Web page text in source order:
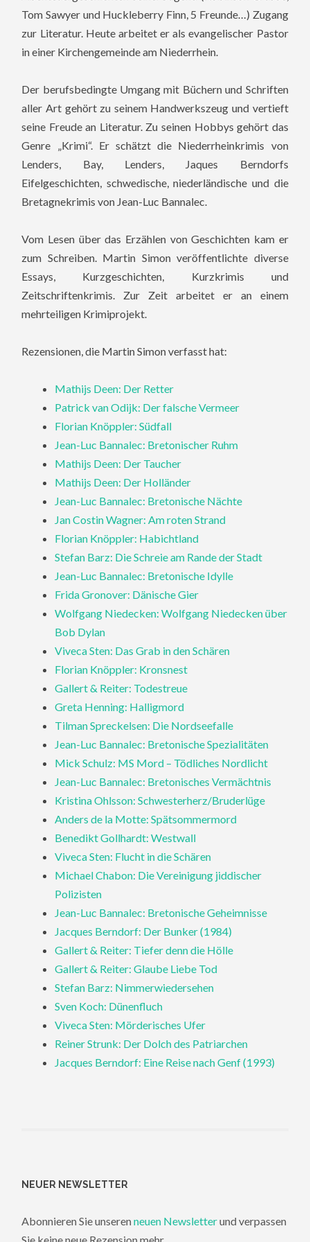
Tom Sawyer und Huckleberry Finn, 5 Freunde…) Zugang
zur Literatur. Heute arbeitet er als evangelischer Pastor
in einer Kirchengemeinde am Niederrhein.
Der berufsbedingte Umgang mit Büchern und Schriften
aller Art gehört zu seinem Handwerkszeug und vertieft
seine Freude an Literatur. Zu seinen Hobbys gehört das
Genre „Krimi“. Er schätzt die Niederrheinkrimis von
Lenders, Bay, Lenders, Jaques Berndorfs
Eifelgeschichten, schwedische, niederländische und die
Bretagnekrimis von Jean-Luc Bannalec.
Vom Lesen über das Erzählen von Geschichten kam er
zum Schreiben. Martin Simon veröffentlichte diverse
Essays, Kurzgeschichten, Kurzkrimis und
Zeitschriftenkrimis. Zur Zeit arbeitet er an einem
mehrteiligen Krimiprojekt.
Rezensionen, die Martin Simon verfasst hat:
Mathijs Deen: Der Retter
Patrick van Odijk: Der falsche Vermeer
Florian Knöppler: Südfall
Jean-Luc Bannalec: Bretonischer Ruhm
Mathijs Deen: Der Taucher
Mathijs Deen: Der Holländer
Jean-Luc Bannalec: Bretonische Nächte
Jan Costin Wagner: Am roten Strand
Florian Knöppler: Habichtland
Stefan Barz: Die Schreie am Rande der Stadt
Jean-Luc Bannalec: Bretonische Idylle
Frida Gronover: Dänische Gier
Wolfgang Niedecken: Wolfgang Niedecken über
Bob Dylan
Viveca Sten: Das Grab in den Schären
Florian Knöppler: Kronsnest
Gallert & Reiter: Todestreue
Greta Henning: Halligmord
Tilman Spreckelsen: Die Nordseefalle
Jean-Luc Bannalec: Bretonische Spezialitäten
Mick Schulz: MS Mord – Tödliches Nordlicht
Jean-Luc Bannalec: Bretonisches Vermächtnis
Kristina Ohlsson: Schwesterherz/Bruderlüge
Anders de la Motte: Spätsommermord
Benedikt Gollhardt: Westwall
Viveca Sten: Flucht in die Schären
Michael Chabon: Die Vereinigung jiddischer
Polizisten
Jean-Luc Bannalec: Bretonische Geheimnisse
Jacques Berndorf: Der Bunker (1984)
Gallert & Reiter: Tiefer denn die Hölle
Gallert & Reiter: Glaube Liebe Tod
Stefan Barz: Nimmerwiedersehen
Sven Koch: Dünenfluch
Viveca Sten: Mörderisches Ufer
Reiner Strunk: Der Dolch des Patriarchen
Jacques Berndorf: Eine Reise nach Genf (1993)
NEUER NEWSLETTER
Abonnieren Sie unserenneuen Newsletterund verpassen